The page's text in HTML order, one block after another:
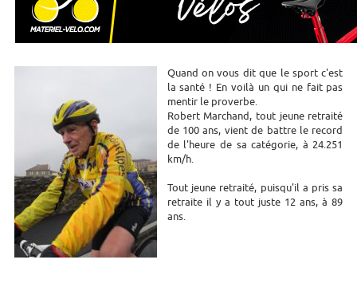
Quand on vous dit que le sport c'est
la santé ! En voilà un qui ne fait pas
mentir le proverbe.
Robert Marchand, tout jeune retraité
de 100 ans, vient de battre le record
de l'heure de sa catégorie, à 24.251
km/h.
Tout jeune retraité, puisqu'il a pris sa
retraite il y a tout juste 12 ans, à 89
ans.